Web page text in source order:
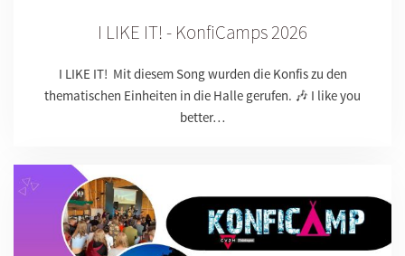
I LIKE IT! - KonfiCamps 2026
I LIKE IT! Mit diesem Song wurden die Konfis zu den
thematischen Einheiten in die Halle gerufen. 🎶 I like you
better…